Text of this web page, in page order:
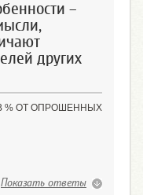
–
других
% ОТ ОПРОШЕННЫХ
Показать ответы